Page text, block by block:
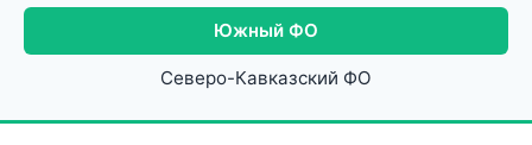
Южный ФО
Северо-Кавказский ФО